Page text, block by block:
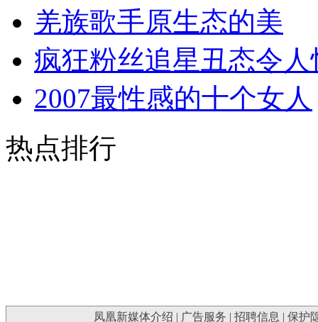
羌族歌手原生态的美
疯狂粉丝追星丑态令人
2007最性感的十个女人
热点排行
凤凰新媒体介绍 | 广告服务 | 招聘信息 | 保护